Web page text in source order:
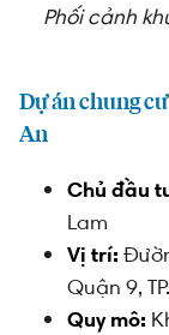
Phối cảnh
Dự án chung
An
Chủ đầu
Lam
Vị trí:
Quận 9,
Quy mô: